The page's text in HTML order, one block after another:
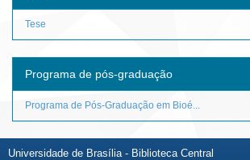
Tese
Programa de pós-graduação
Programa de Pós-Graduação em Bioé...
Universidade de Brasília - Biblioteca Central